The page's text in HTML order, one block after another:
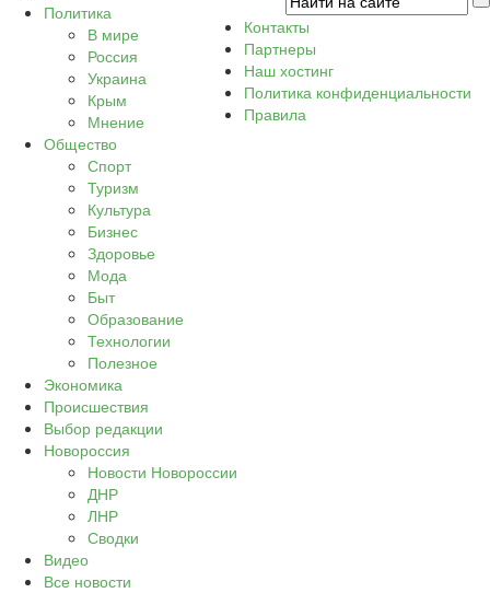
Политика
В мире
Россия
Украина
Крым
Мнение
Общество
Спорт
Туризм
Культура
Бизнес
Здоровье
Мода
Быт
Образование
Технологии
Полезное
Экономика
Происшествия
Выбор редакции
Новороссия
Новости Новороссии
ДНР
ЛНР
Сводки
Видео
Все новости
Контакты
Партнеры
Наш хостинг
Политика конфиденциальности
Правила